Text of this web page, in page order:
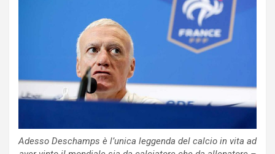
Adesso Deschamps è l’unica leggenda del calcio in vita ad